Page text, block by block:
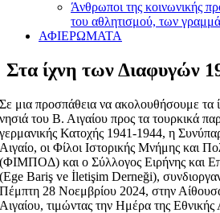
Άνθρωποι της κοινωνικής
του αθλητισμού, των
ΑΦΙΕΡΩΜΑΤΑ
Στα ίχνη των Διαφυγών
Σε μια προσπάθεια να ακολουθήσουμε τα
νησιά του Β. Αιγαίου προς τα τουρκικά
γερμανικής Κατοχής 1941-1944, η
Αιγαίο, οι Φίλοι Ιστορικής Μνήμης και
(ΦΙΜΠΟΔ) και ο Σύλλογος Ειρήνης και
(Ege Bariş ve İletişim Derneği),
Πέμπτη 28 Νοεμβρίου 2024, στην
Αιγαίου, τιμώντας την Ημέρα της